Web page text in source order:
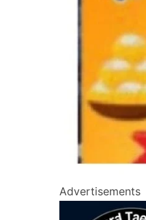
Advertisements